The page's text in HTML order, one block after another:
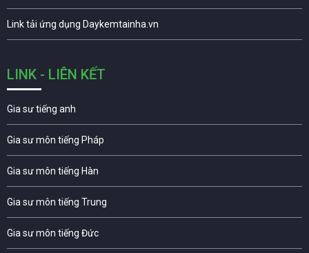
Link tải ứng dụng Daykemtainha.vn
LINK - LIÊN KẾT
Gia sư tiếng anh
Gia sư môn tiếng Pháp
Gia sư môn tiếng Hàn
Gia sư môn tiếng Trung
Gia sư môn tiếng Đức